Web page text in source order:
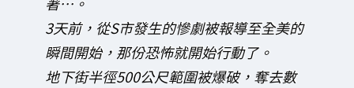
3天前，從S市發生的慘劇被報導至全美的
瞬間開始，那份恐怖就開始行動了。
地下街半徑500公尺範圍被爆破，奪去數